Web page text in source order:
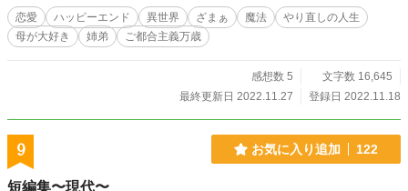
しいです。 ご都合主義の緩いお話です。 よろしくお願いします。
恋愛 ハッピーエンド 異世界 ざまぁ 魔法
やり直しの人生
母が大好き
姉弟 ご都合主義万歳
感想数 5
文字数 16,645
最終更新日 2022.11.27
登録日 2022.11.18
9 お気に入り追加 122
短編集〜現代〜